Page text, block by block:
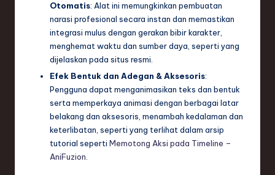
Otomatis: Alat ini memungkinkan pembuatan
narasi profesional secara instan dan memastikan
integrasi mulus dengan gerakan bibir karakter,
menghemat waktu dan sumber daya, seperti yang
dijelaskan pada situs resmi.
Efek Bentuk dan Adegan & Aksesoris:
Pengguna dapat menganimasikan teks dan bentuk
serta memperkaya animasi dengan berbagai latar
belakang dan aksesoris, menambah kedalaman dan
keterlibatan, seperti yang terlihat dalam arsip
tutorial seperti Memotong Aksi pada Timeline –
AniFuzion.